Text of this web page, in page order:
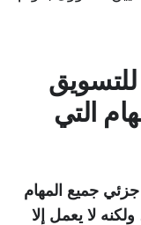
التي
جميع المهام
لا يعمل إلا